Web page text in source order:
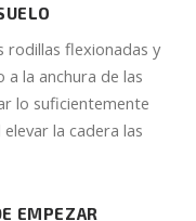
rodillas flexionadas y
a la anchura de las
lo suficientemente
la cadera las
EMPEZAR